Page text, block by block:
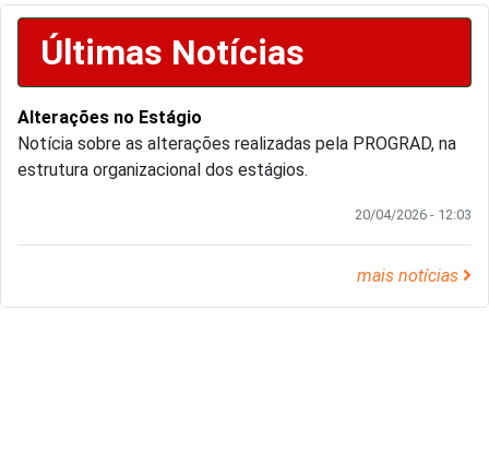
Últimas Notícias
Alterações no Estágio
Notícia sobre as alterações realizadas pela PROGRAD, na
estrutura organizacional dos estágios.
20/04/2026 - 12:03
mais notícias